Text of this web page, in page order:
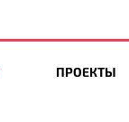
ПРОЕКТЫ